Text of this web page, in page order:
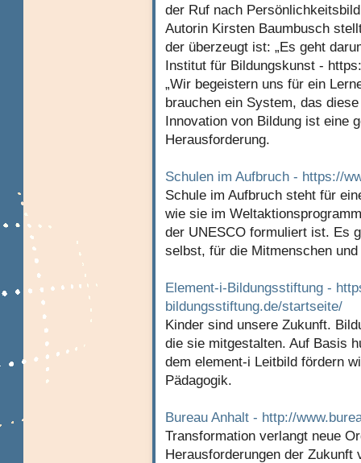
der Ruf nach
Autorin Kirsten Baumbusch
der überzeugt ist: „Es geht
Institut für Bildungskunst -
„Wir begeistern uns für ein
brauchen ein System, das
Innovation von Bildung ist eine
Herausforderung.
Schulen im Aufbruch - https://
Schule im Aufbruch steht für
wie sie im
der UNESCO formuliert ist. Es
selbst, für die Mitmenschen
Element-i-Bildungsstiftung -
bildungsstiftung.de/startseite/
Kinder sind unsere Zukunft.
die sie mitgestalten. Auf Basis
dem element-i Leitbild fördern
Pädagogik.
Bureau Anhalt - http://
Transformation verlangt neue
Herausforderungen der